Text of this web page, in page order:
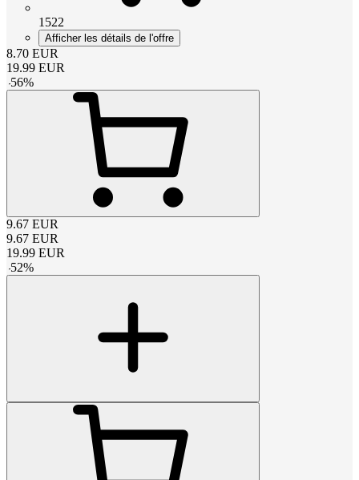
1522
Afficher les détails de l'offre
8.70 EUR
19.99 EUR
-56%
9.67 EUR
9.67 EUR
19.99 EUR
-52%